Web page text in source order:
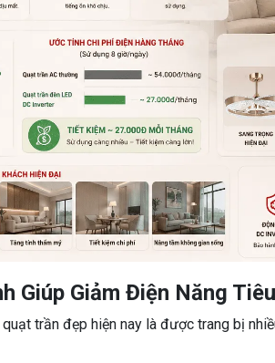
Giúp Giảm Điện Năng
trần đẹp hiện nay là được trang bị